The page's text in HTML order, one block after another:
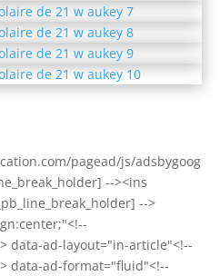
pagead/js/adsbygoog
--><ins
-->
data-ad-layout="in-article"<!--
data-ad-format="fluid"<!--